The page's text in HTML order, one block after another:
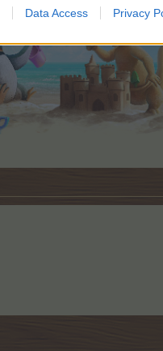
Data Access Privacy